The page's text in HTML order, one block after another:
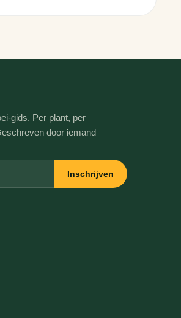
gids. Per plant, per
door iemand
Inschrijven